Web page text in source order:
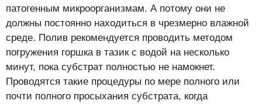
патогенным микроорганизмам. А потому они не
должны постоянно находиться в чрезмерно влажной
среде. Полив рекомендуется проводить методом
погружения горшка в тазик с водой на несколько
минут, пока субстрат полностью не намокнет.
Проводятся такие процедуры по мере полного или
почти полного просыхания субстрата, когда